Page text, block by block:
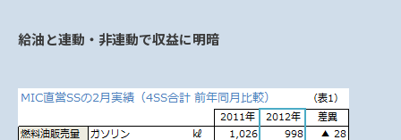
給油と連動・非連動で収益に明暗